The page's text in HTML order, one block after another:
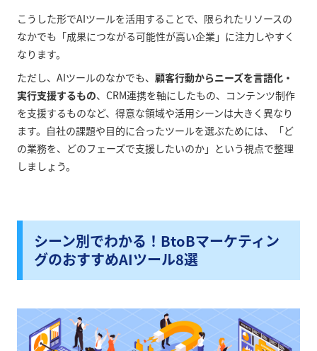
こうした形でAIツールを活用することで、限られたリソースの
なかでも「成果につながる可能性が高い企業」に注力しやすく
なります。
ただし、AIツールのなかでも、 顧客行動からニーズを言語化・
実行支援するもの、CRM連携を軸にしたもの、コンテンツ制作
を支援するものなど、得意な領域や活用シーンは大きく異なり
ます。自社の課題や目的に合ったツールを選ぶためには、「ど
の業務を、どのフェーズで支援したいのか」という視点で整理
しましょう。
シーン別でわかる！BtoBマーケティン
グのおすすめAIツール8選